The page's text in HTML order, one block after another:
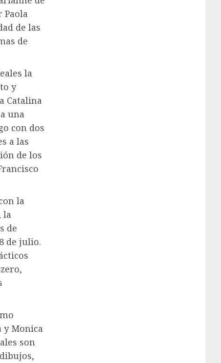
Paola
de las
de
la
y
Catalina
una
con dos
a las
de los
la
la
de
de julio.
y Monica
son